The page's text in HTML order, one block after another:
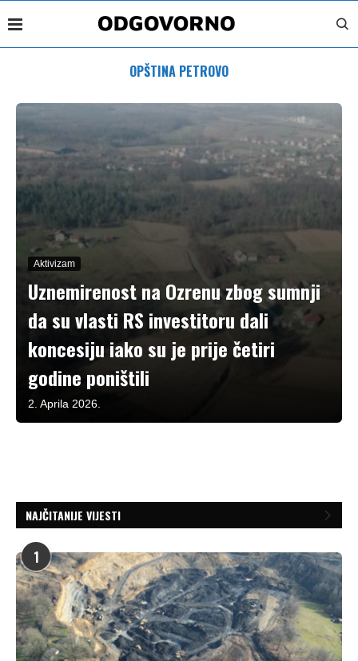
OPŠTINA PETROVO
Aktivizam
Uznemirenost na Ozrenu zbog sumnji
da su vlasti RS investitoru dali
koncesiju iako su je prije četiri
godine poništili
2. Aprila 2026.
NAJČITANIJE VIJESTI
1